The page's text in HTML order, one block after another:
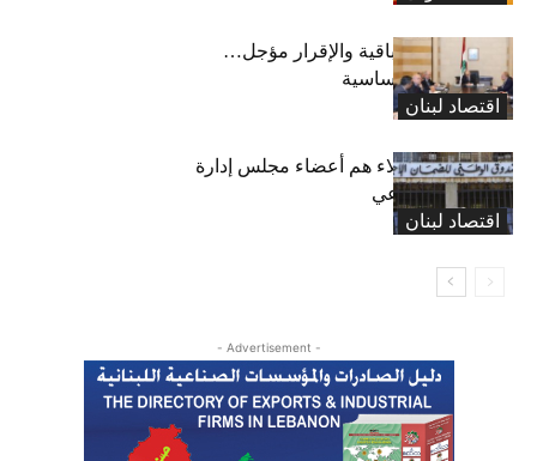
اقتصاد لبنان
رسوم النفايات باقية والإقرار مؤجل…
واستثناء لمواد أساسية
اقتصاد لبنان
بعد 19 عاماً: هؤلاء هم أعضاء مجلس إدارة
الضمان الاجتماعي
- Advertisement -